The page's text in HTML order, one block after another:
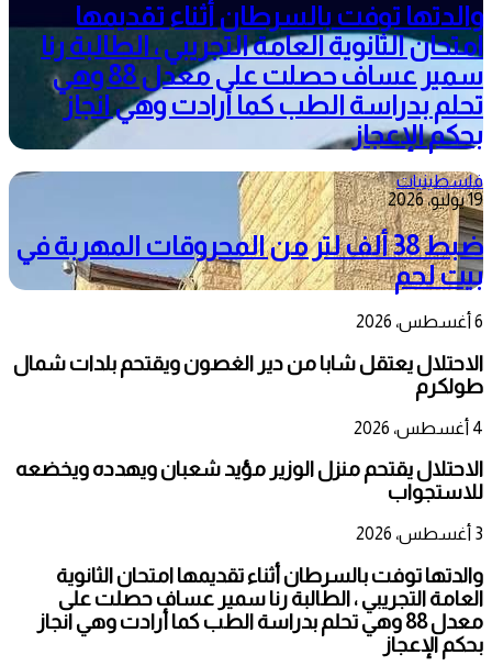
والدتها توفت بالسرطان أثناء تقديمها
امتحان الثانوية العامة التجريبي ، الطالبة رنا
سمير عساف حصلت على معدل 88 وهي
تحلم بدراسة الطب كما أرادت وهي انجاز
بحكم الإعجاز
فلسطينيات
19 يوليو، 2026
ضبط 38 ألف لتر من المحروقات المهربة في
بيت لحم
6 أغسطس، 2026
الاحتلال يعتقل شابا من دير الغصون ويقتحم بلدات شمال
طولكرم
4 أغسطس، 2026
الاحتلال يقتحم منزل الوزير مؤيد شعبان ويهدده ويخضعه
للاستجواب
3 أغسطس، 2026
والدتها توفت بالسرطان أثناء تقديمها امتحان الثانوية
العامة التجريبي ، الطالبة رنا سمير عساف حصلت على
معدل 88 وهي تحلم بدراسة الطب كما أرادت وهي انجاز
بحكم الإعجاز